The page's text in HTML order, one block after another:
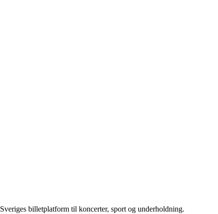
Sveriges billetplatform til koncerter, sport og underholdning.